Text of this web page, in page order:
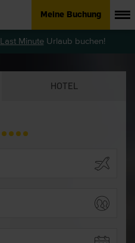
Meine Buchung
Last MinuteUrlaub buchen!
HOTEL